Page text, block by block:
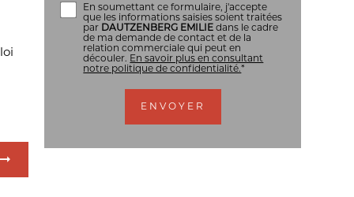
En soumettant ce formulaire, j'accepte
que les informations saisies soient traitées
par DAUTZENBERG EMILIE dans le cadre
de ma demande de contact et de la
relation commerciale qui peut en
découler. En savoir plus en consultant
notre politique de confidentialité.*